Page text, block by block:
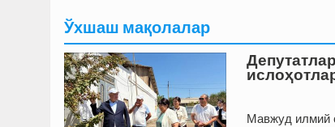
Ўхшаш мақолалар
Мавжуд илмий